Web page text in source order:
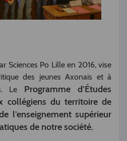
Sciences Po Lille en 2016, vise
des jeunes Axonais et à
Le Programme d’Études
collégiens du territoire de
l’enseignement supérieur
de notre société.